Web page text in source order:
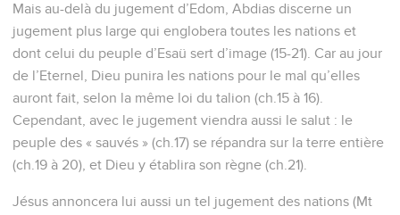
Mais au-delà du jugement d’Edom, Abdias discerne un
jugement plus large qui englobera toutes les nations et
dont celui du peuple d’Esaü sert d’image (15-21). Car au jour
de l’Eternel, Dieu punira les nations pour le mal qu’elles
auront fait, selon la même loi du talion (ch.15 à 16).
Cependant, avec le jugement viendra aussi le salut : le
peuple des « sauvés » (ch.17) se répandra sur la terre entière
(ch.19 à 20), et Dieu y établira son règne (ch.21).
Jésus annoncera lui aussi un tel jugement des nations (Mt